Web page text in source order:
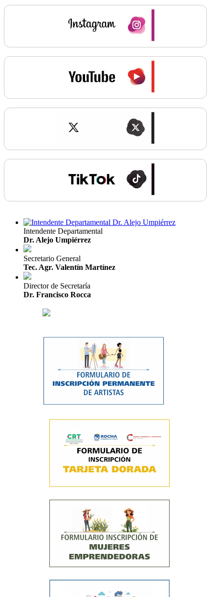
Intendente Departamental
Dr. Alejo Umpiérrez
Secretario General
Tec. Agr. Valentín Martínez
Director de Secretaría
Dr. Francisco Rocca